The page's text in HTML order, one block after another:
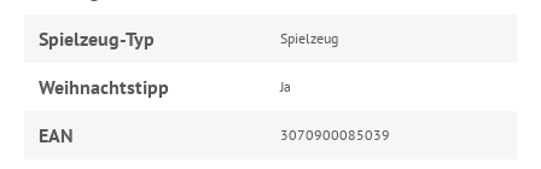
Spielzeug-Typ Spielzeug
Weihnachtstipp Ja
EAN 3070900085039